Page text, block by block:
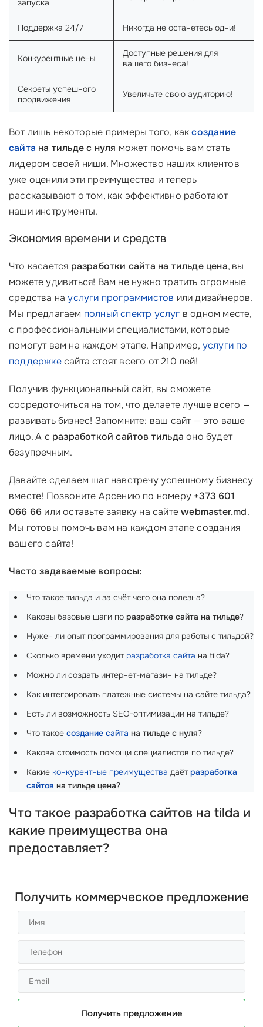
запуска
Поддержка 24/7 Никогда не останетесь одни!
Конкурентные цены
Доступные решения для
вашего бизнеса!
Секреты успешного
продвижения
Увеличьте свою аудиторию!
Вот лишь некоторые примеры того, каксоздание
сайта на тильде с нуля может помочь вам стать
лидером своей ниши. Множество наших клиентов
уже оценили эти преимущества и теперь
рассказывают о том, как эффективно работают
наши инструменты.
Экономия времени и средств
Что касается разработки сайта на тильде цена, вы
можете удивиться! Вам не нужно тратить огромные
средства науслуги программистов или дизайнеров.
Мы предлагаем полный спектр услуг в одном месте,
с профессиональными специалистами, которые
помогут вам на каждом этапе. Например, услуги по
поддержкесайта стоят всего от 210 лей!
Получив функциональный сайт, вы сможете
сосредоточиться на том, что делаете лучше всего —
развивать бизнес! Запомните: ваш сайт — это ваше
лицо. А с разработкой сайтов тильда оно будет
безупречным.
Давайте сделаем шаг навстречу успешному бизнесу
вместе! Позвоните Арсению по номеру +373 601
066 66 или оставьте заявку на сайтеwebmaster.md.
Мы готовы помочь вам на каждом этапе создания
вашего сайта!
Часто задаваемые вопросы:
Что такое тильда и за счёт чего она полезна?
Каковы базовые шаги по разработке сайта на тильде?
Нужен ли опыт программирования для работы с тильдой?
Сколько времени уходит разработка сайта на tilda?
Можно ли создать интернет-магазин на тильде?
Как интегрировать платежные системы на сайте тильда?
Есть ли возможность SEO-оптимизации на тильде?
Что такое создание сайта на тильде с нуля?
Какова стоимость помощи специалистов по тильде?
Какие конкурентные преимущества даётразработка
сайтов на тильде цена?
Что такое разработка сайтов на tilda и
какие преимущества она
предоставляет?
Получить коммерческое предложение
Получить предложение